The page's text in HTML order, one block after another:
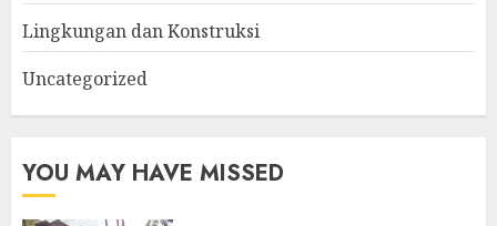
Lingkungan dan Konstruksi
Uncategorized
YOU MAY HAVE MISSED